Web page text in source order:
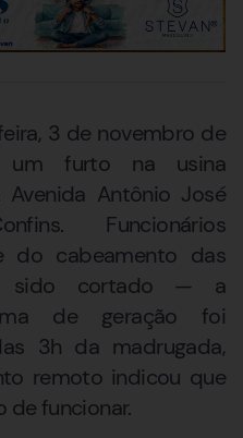
3 de novembro de
um furto na usina
Antônio José
Funcionários
do cabeamento das
sido cortado — a
de geração foi
3h da madrugada,
remoto indicou que
de funcionar.